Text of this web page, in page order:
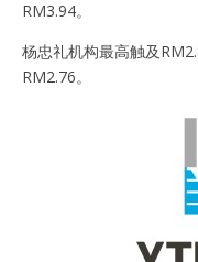
RM3.94。
杨忠礼机构最高触及
RM2.76。